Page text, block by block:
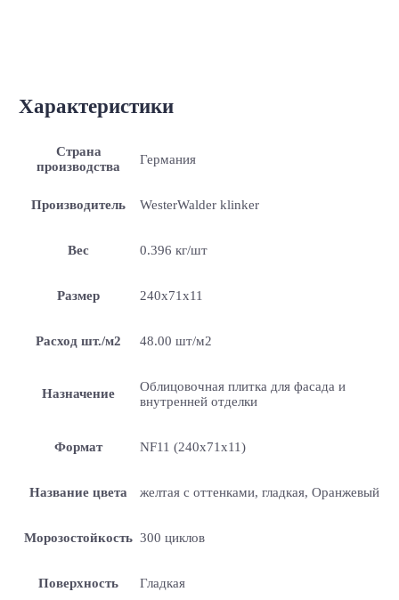
Характеристики
Страна
производства
Германия
Производитель WesterWalder klinker
Вес 0.396 кг/шт
Размер 240х71х11
Расход шт./м2 48.00 шт/м2
Назначение
Облицовочная плитка для фасада и
внутренней отделки
Формат NF11 (240x71x11)
Название цвета желтая с оттенками, гладкая, Оранжевый
Морозостойкость 300 циклов
Поверхность Гладкая